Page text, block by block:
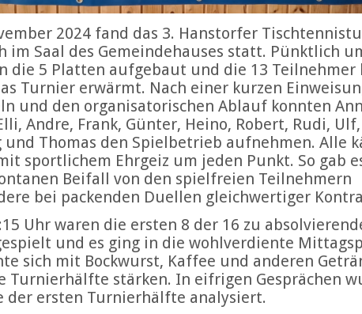
2024 fand das 3. Hanstorfer
im Saal des Gemeindehauses statt. Pünktlich
die 5 Platten aufgebaut und die 13 Teilnehmer
Turnier erwärmt. Nach einer kurzen
und den organisatorischen Ablauf konnten
Andre, Frank, Günter, Heino, Robert, Rudi,
und Thomas den Spielbetrieb aufnehmen. Alle
sportlichem Ehrgeiz um jeden Punkt. So gab
Beifall von den spielfreien Teilnehmern
bei packenden Duellen gleichwertiger
Uhr waren die ersten 8 der 16 zu
und es ging in die wohlverdiente
sich mit Bockwurst, Kaffee und anderen
Turnierhälfte stärken. In eifrigen Gesprächen
der ersten Turnierhälfte analysiert.